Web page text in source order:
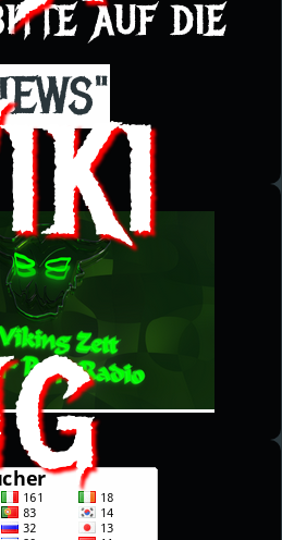
auf die